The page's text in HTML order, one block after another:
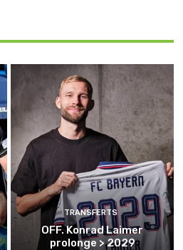
TRANSFERTS
OFF. Konrad Laimer
prolonge > 2029